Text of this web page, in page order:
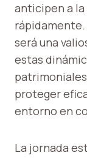
anticipen a
será una
estas
proteger
entorno en
La jornada